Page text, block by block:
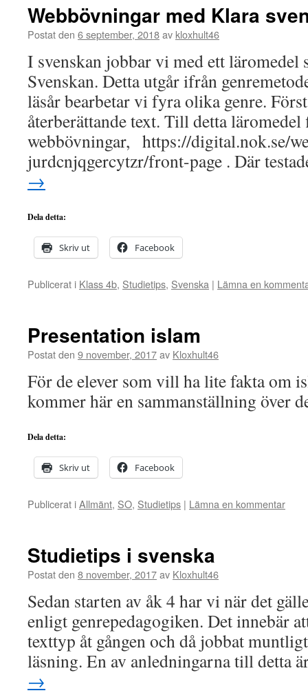
Webbövningar med Klara
Postat den 6 september, 2018av kloxhult46
I svenskan jobbar vi med ett läromedel
Svenskan. Detta utgår ifrån
läsår bearbetar vi fyra olika genre.
återberättande text. Till detta läromedel
webbövningar, https://digital.nok.se/
jurdcnjqgercytzr/front-page . Där
→
Dela detta:
Skriv ut Facebook
Publicerat i Klass 4b, Studietips, Svenska | Lämna en
Presentation islam
Postat den 9 november, 2017av Kloxhult46
För de elever som vill ha lite fakta om
kommer här en sammanställning över
Dela detta:
Skriv ut Facebook
Publicerat iAllmänt, SO, Studietips | Lämna en kommentar
Studietips i svenska
Postat den 8 november, 2017av Kloxhult46
Sedan starten av åk 4 har vi när det
enligt genrepedagogiken. Det innebär
texttyp åt gången och då jobbat
läsning. En av anledningarna till detta
→